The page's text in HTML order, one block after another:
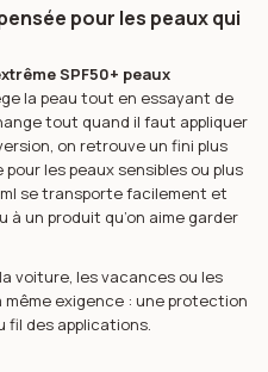
pour les peaux qui
SPF50+ peaux
la peau tout en essayant de
tout quand il faut appliquer
on retrouve un fini plus
les peaux sensibles ou plus
se transporte facilement et
à un produit qu’on aime garder
voiture, les vacances ou les
exigence : une protection
fil des applications.